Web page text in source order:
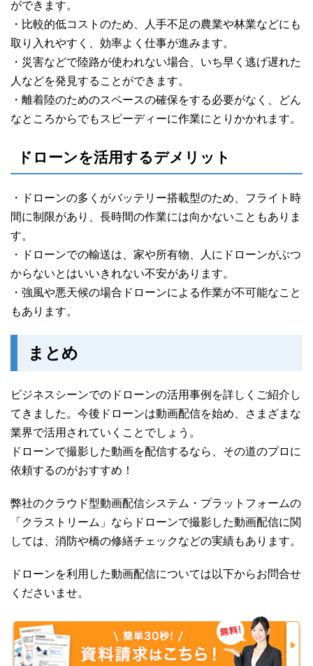
ができます。
・比較的低コストのため、人手不足の農業や林業などにも
取り入れやすく、効率よく仕事が進みます。
・災害などで陸路が使われない場合、いち早く逃げ遅れた
人などを発見することができます。
・離着陸のためのスペースの確保をする必要がなく、どん
なところからでもスピーディーに作業にとりかかれます。
ドローンを活用するデメリット
・ドローンの多くがバッテリー搭載型のため、フライト時
間に制限があり、長時間の作業には向かないこともありま
す。
・ドローンでの輸送は、家や所有物、人にドローンがぶつ
からないとはいいきれない不安があります。
・強風や悪天候の場合ドローンによる作業が不可能なこと
もあります。
まとめ
ビジネスシーンでのドローンの活用事例を詳しくご紹介し
てきました。今後ドローンは動画配信を始め、さまざまな
業界で活用されていくことでしょう。
ドローンで撮影した動画を配信するなら、その道のプロに
依頼するのがおすすめ！
弊社のクラウド型動画配信システム・プラットフォームの
「クラストリーム」ならドローンで撮影した動画配信に関
しては、消防や橋の修繕チェックなどの実績もあります。
ドローンを利用した動画配信については以下からお問合せ
くださいませ。